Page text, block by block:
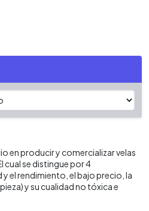
en producir y comercializar velas
cual se distingue por 4
el rendimiento, el bajo precio, la
y su cualidad no tóxica e